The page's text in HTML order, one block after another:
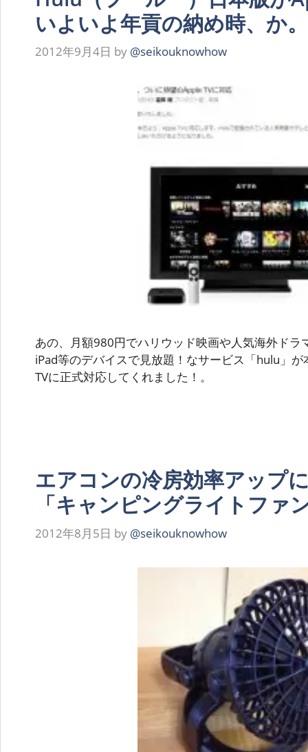
いよいよ年貢の納め時、か。
2012年9月4日 by @seikouknowhow
あの、月額980円でハリウッド映画や人気海外ドラ
iPad等のデバイスで見放題！なサービス「hulu」
TVに正式対応してくれました！。
エアコンの冷房効率アップ
「キャンピングライトファ
2012年8月5日 by @seikouknowhow